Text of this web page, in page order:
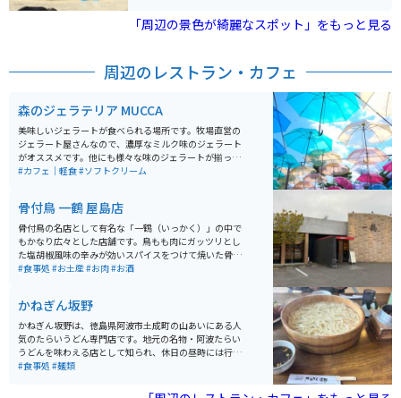
「周辺の景色が綺麗なスポット」をもっと見る
周辺のレストラン・カフェ
森のジェラテリア MUCCA
美味しいジェラートが食べられる場所です。牧場直営の
ジェラート屋さんなので、濃厚なミルク味のジェラート
がオススメです。他にも様々な味のジェラートが揃って
います。カラフルな傘が飾られており、オシャレな空間
#カフェ｜軽食#ソフトクリーム
骨付鳥 一鶴 屋島店
骨付鳥の名店として有名な「一鶴（いっかく）」の中で
もかなり広々とした店舗です。鳥もも肉にガッツリとし
た塩胡椒風味の辛みが効いスパイスをつけて焼いた骨付
鳥は、ビールにピッタリの味付けです。もちろん単体で
#食事処 #お土産#お肉#お酒
かねぎん坂野
かねぎん坂野は、徳島県阿波市土成町の山あいにある人
気のたらいうどん専門店です。地元の名物・阿波たらい
うどんを味わえる店として知られ、休日の昼時には行列
ができることも多いほどの人気。木製の大きなたらいに
わいが魅力です。量が多めなので、少食の方はシェアが
#食事処 #麺類